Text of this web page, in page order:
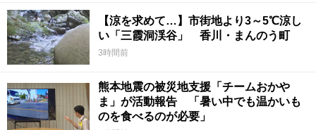
【涼を求めて…】市街地より3～5℃涼し
い「三霞洞渓谷」 香川・まんのう町
3時間前
熊本地震の被災地支援「チームおかや
ま」が活動報告 「暑い中でも温かいも
のを食べるのが必要」